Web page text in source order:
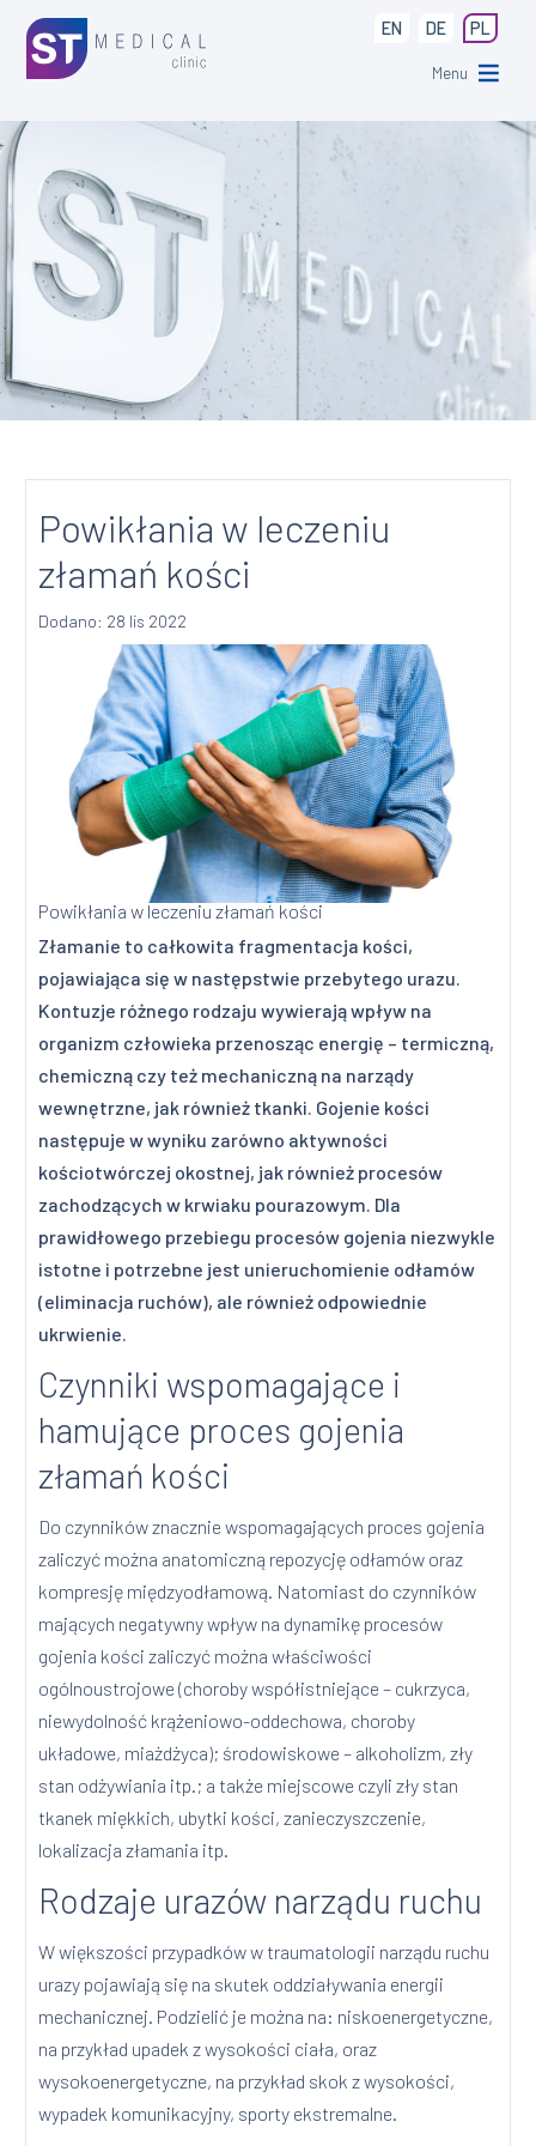
EN DE PL
Menu
Powikłania w leczeniu
złamań kości
Dodano: 28 lis 2022
Powikłania w leczeniu złamań kości
Złamanie to całkowita fragmentacja kości,
pojawiająca się w następstwie przebytego urazu.
Kontuzje różnego rodzaju wywierają wpływ na
organizm człowieka przenosząc energię – termiczną,
chemiczną czy też mechaniczną na narządy
wewnętrzne, jak również tkanki. Gojenie kości
następuje w wyniku zarówno aktywności
kościotwórczej okostnej, jak również procesów
zachodzących w krwiaku pourazowym. Dla
prawidłowego przebiegu procesów gojenia niezwykle
istotne i potrzebne jest unieruchomienie odłamów
(eliminacja ruchów), ale również odpowiednie
ukrwienie.
Czynniki wspomagające i
hamujące proces gojenia
złamań kości
Do czynników znacznie wspomagających proces gojenia
zaliczyć można anatomiczną repozycję odłamów oraz
kompresję międzyodłamową. Natomiast do czynników
mających negatywny wpływ na dynamikę procesów
gojenia kości zaliczyć można właściwości
ogólnoustrojowe (choroby współistniejące – cukrzyca,
niewydolność krążeniowo-oddechowa, choroby
układowe, miażdżyca); środowiskowe – alkoholizm, zły
stan odżywiania itp.; a także miejscowe czyli zły stan
tkanek miękkich, ubytki kości, zanieczyszczenie,
lokalizacja złamania itp.
Rodzaje urazów narządu ruchu
W większości przypadków w traumatologii narządu ruchu
urazy pojawiają się na skutek oddziaływania energii
mechanicznej. Podzielić je można na: niskoenergetyczne,
na przykład upadek z wysokości ciała, oraz
wysokoenergetyczne, na przykład skok z wysokości,
wypadek komunikacyjny, sporty ekstremalne.